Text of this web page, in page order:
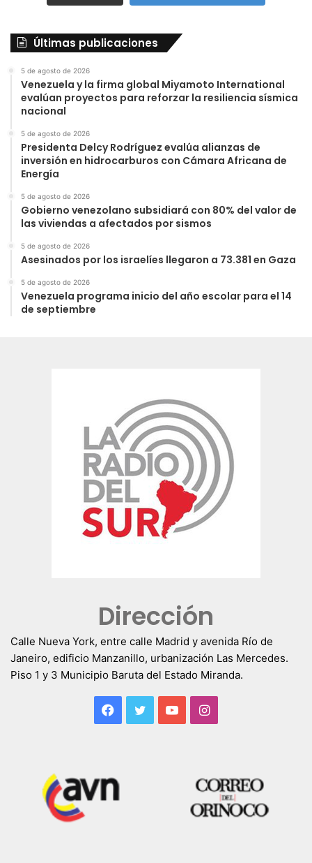
Últimas publicaciones
5 de agosto de 2026
Venezuela y la firma global Miyamoto International
evalúan proyectos para reforzar la resiliencia sísmica
nacional
5 de agosto de 2026
Presidenta Delcy Rodríguez evalúa alianzas de
inversión en hidrocarburos con Cámara Africana de
Energía
5 de agosto de 2026
Gobierno venezolano subsidiará con 80% del valor de
las viviendas a afectados por sismos
5 de agosto de 2026
Asesinados por los israelíes llegaron a 73.381 en Gaza
5 de agosto de 2026
Venezuela programa inicio del año escolar para el 14
de septiembre
Dirección
Calle Nueva York, entre calle Madrid y avenida Río de
Janeiro, edificio Manzanillo, urbanización Las Mercedes.
Piso 1 y 3 Municipio Baruta del Estado Miranda.
Facebook
TwitterYouTubeInstagram